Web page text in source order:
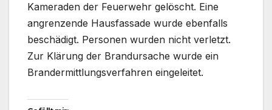
Kameraden der Feuerwehr gelöscht. Eine
angrenzende Hausfassade wurde ebenfalls
beschädigt. Personen wurden nicht verletzt.
Zur Klärung der Brandursache wurde ein
Brandermittlungsverfahren eingeleitet.